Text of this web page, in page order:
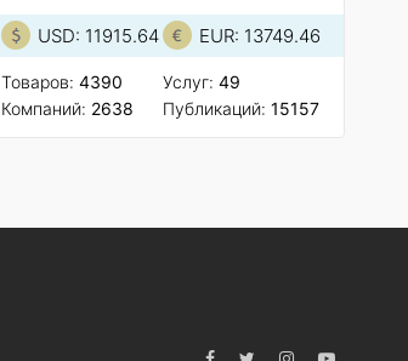
USD: 11915.64 EUR: 13749.46
Товаров: 4390
Компаний: 2638
Услуг: 49
Публикаций: 15157